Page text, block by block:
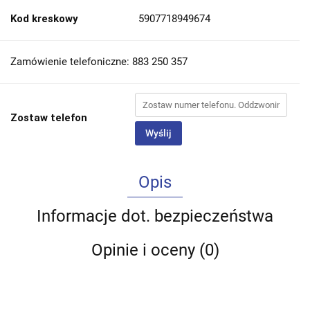
Kod kreskowy 5907718949674
Zamówienie telefoniczne: 883 250 357
Zostaw telefon
Wyślij
Opis
Informacje dot. bezpieczeństwa
Opinie i oceny (0)